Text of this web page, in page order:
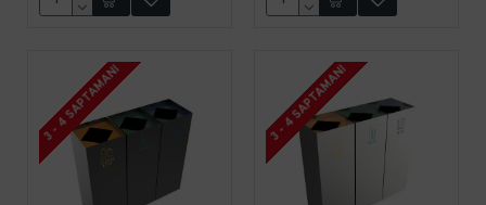
3 - 4 SAPTAMANI 3 - 4 SAPTAMANI